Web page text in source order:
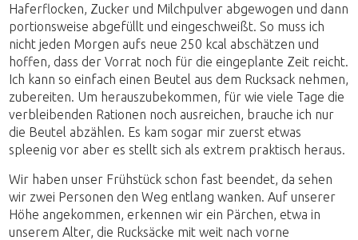
Haferflocken, Zucker und Milchpulver abgewogen und dann
portionsweise abgefüllt und eingeschweißt. So muss ich
nicht jeden Morgen aufs neue 250 kcal abschätzen und
hoffen, dass der Vorrat noch für die eingeplante Zeit reicht.
Ich kann so einfach einen Beutel aus dem Rucksack nehmen,
zubereiten. Um herauszubekommen, für wie viele Tage die
verbleibenden Rationen noch ausreichen, brauche ich nur
die Beutel abzählen. Es kam sogar mir zuerst etwas
spleenig vor aber es stellt sich als extrem praktisch heraus.
Wir haben unser Frühstück schon fast beendet, da sehen
wir zwei Personen den Weg entlang wanken. Auf unserer
Höhe angekommen, erkennen wir ein Pärchen, etwa in
unserem Alter, die Rucksäcke mit weit nach vorne